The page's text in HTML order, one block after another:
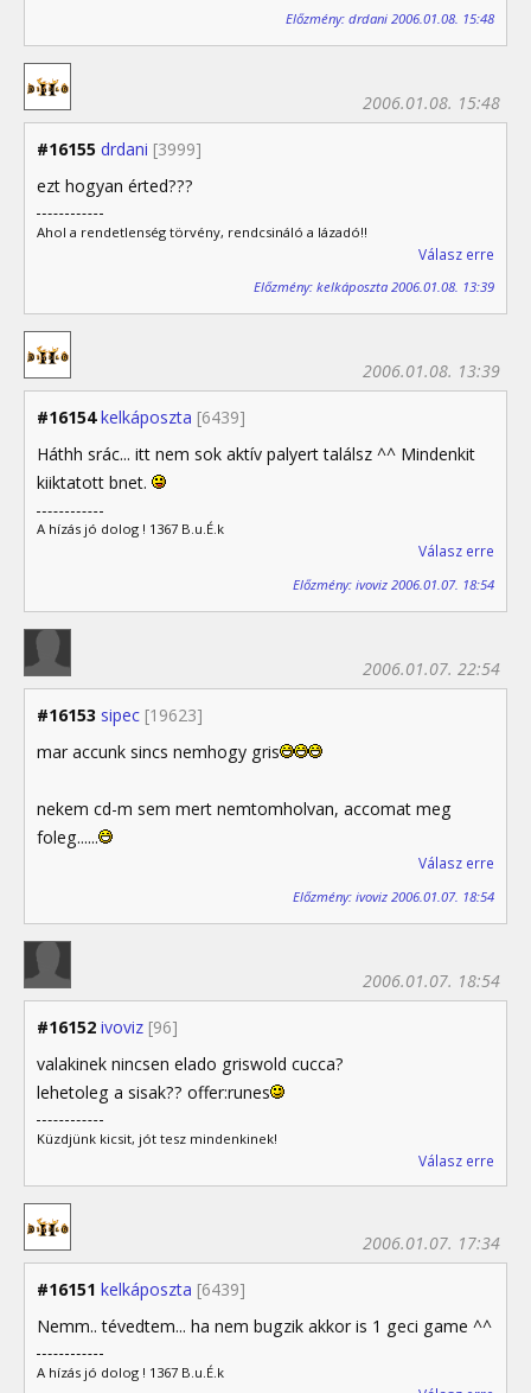
Előzmény: drdani 2006.01.08. 15:48
#16155 drdani [3999]
2006.01.08. 15:48
ezt hogyan érted???
Ahol a rendetlenség törvény, rendcsináló a lázadó!!
Válasz erre
Előzmény: kelkáposzta 2006.01.08. 13:39
#16154 kelkáposzta [6439]
2006.01.08. 13:39
Háthh srác... itt nem sok aktív palyert találsz ^^ Mindenkit
kiiktatott bnet.
A hízás jó dolog ! 1367 B.u.É.k
Válasz erre
Előzmény: ivoviz 2006.01.07. 18:54
#16153 sipec [19623]
2006.01.07. 22:54
mar accunk sincs nemhogy gris
nekem cd-m sem mert nemtomholvan, accomat meg
foleg......
Válasz erre
Előzmény: ivoviz 2006.01.07. 18:54
#16152 ivoviz [96]
2006.01.07. 18:54
valakinek nincsen elado griswold cucca?
lehetoleg a sisak?? offer:runes
Küzdjünk kicsit, jót tesz mindenkinek!
Válasz erre
#16151 kelkáposzta [6439]
2006.01.07. 17:34
Nemm.. tévedtem... ha nem bugzik akkor is 1 geci game ^^
A hízás jó dolog ! 1367 B.u.É.k